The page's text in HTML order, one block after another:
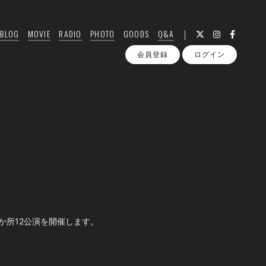
BLOG MOVIE RADIO PHOTO GOODS Q&A
会員登録 ログイン
12公演を開催します。